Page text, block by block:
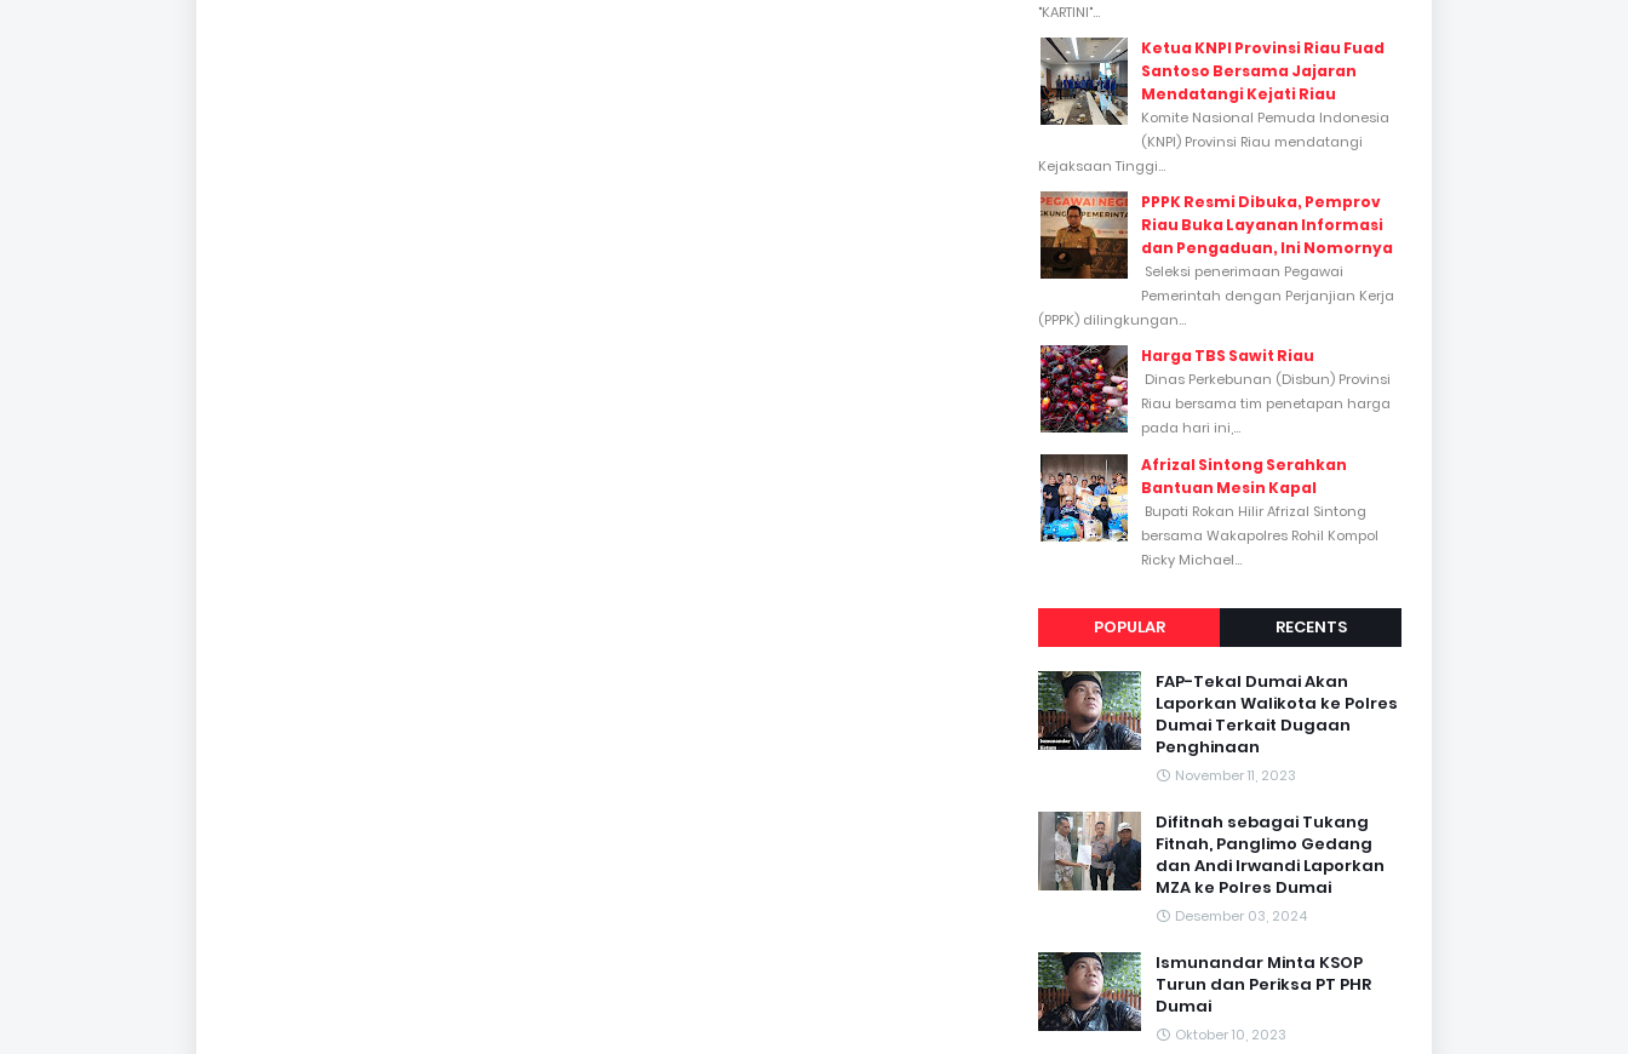
"KARTINI"...
Ketua KNPI Provinsi Riau Fuad
Santoso Bersama Jajaran
Mendatangi Kejati Riau
Komite Nasional Pemuda Indonesia
(KNPI) Provinsi Riau mendatangi
Kejaksaan Tinggi...
PPPK Resmi Dibuka, Pemprov
Riau Buka Layanan Informasi
dan Pengaduan, Ini Nomornya
Seleksi penerimaan Pegawai
Pemerintah dengan Perjanjian Kerja
(PPPK) dilingkungan...
Harga TBS Sawit Riau
Dinas Perkebunan (Disbun) Provinsi
Riau bersama tim penetapan harga
pada hari ini,...
Afrizal Sintong Serahkan
Bantuan Mesin Kapal
Bupati Rokan Hilir Afrizal Sintong
bersama Wakapolres Rohil Kompol
Ricky Michael...
POPULAR RECENTS
FAP-Tekal Dumai Akan
Laporkan Walikota ke Polres
Dumai Terkait Dugaan
Penghinaan
November 11, 2023
Difitnah sebagai Tukang
Fitnah, Panglimo Gedang
dan Andi Irwandi Laporkan
MZA ke Polres Dumai
Desember 03, 2024
Ismunandar Minta KSOP
Turun dan Periksa PT PHR
Dumai
Oktober 10, 2023